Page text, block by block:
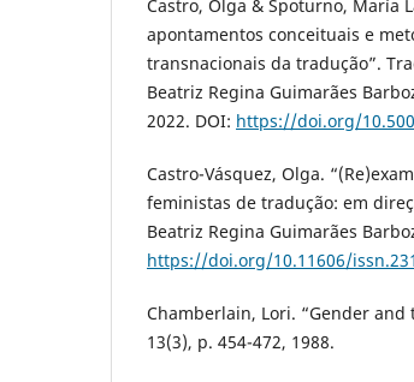
Castro, Olga & Spoturno, María
apontamentos conceituais e
transnacionais da tradução”.
Beatriz Regina Guimarães
2022. DOI: https://doi.org/
Castro-Vásquez, Olga.
feministas de tradução: em
Beatriz Regina Guimarães
https://doi.org/10.11606/
Chamberlain, Lori. “Gender
13(3), p. 454-472, 1988.